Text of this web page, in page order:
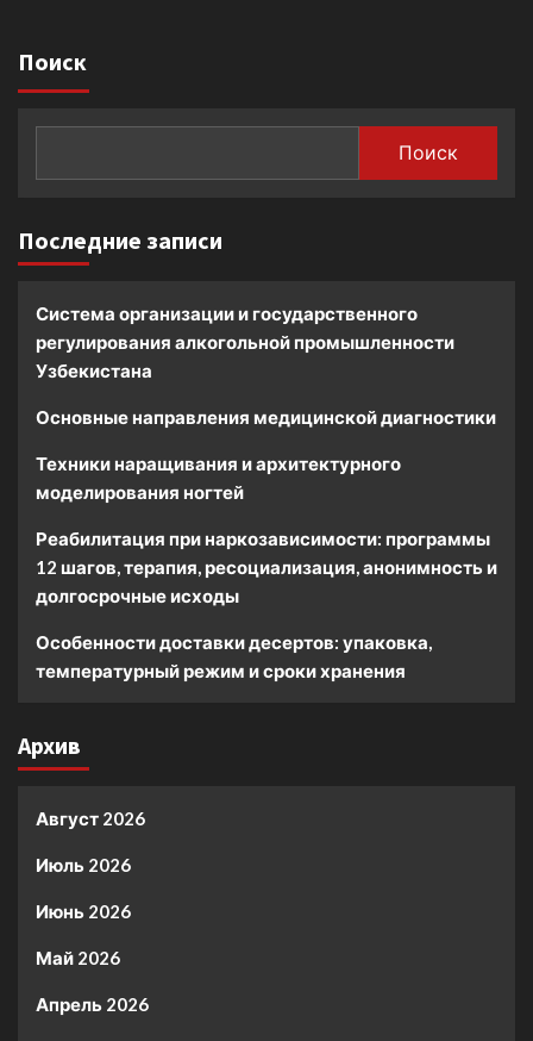
Поиск
Поиск
Последние записи
Система организации и государственного
регулирования алкогольной промышленности
Узбекистана
Основные направления медицинской диагностики
Техники наращивания и архитектурного
моделирования ногтей
Реабилитация при наркозависимости: программы
12 шагов, терапия, ресоциализация, анонимность и
долгосрочные исходы
Особенности доставки десертов: упаковка,
температурный режим и сроки хранения
Архив
Август 2026
Июль 2026
Июнь 2026
Май 2026
Апрель 2026